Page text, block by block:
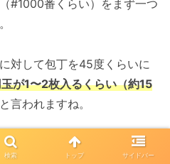
#1000番くらい）をまず一つ
対して包丁を45度くらいに
が1〜2枚入るくらい（約15
言われますね。
の上をスーッスーッと押した
検索 トップ サイドバー